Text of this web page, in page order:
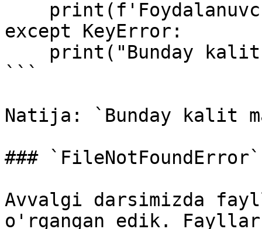
except KeyError:
```
Natija: `Bunday kalit
### `FileNotFoundError`
Avvalgi darsimizda
o'rgangan edik.